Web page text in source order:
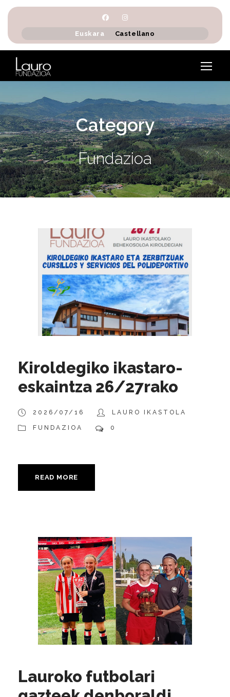
Euskara Castellano
Category
Fundazioa
Kiroldegiko ikastaro-
eskaintza 26/27rako
2026/07/16 LAURO IKASTOLA
FUNDAZIOA 0
READ MORE
Lauroko futbolari